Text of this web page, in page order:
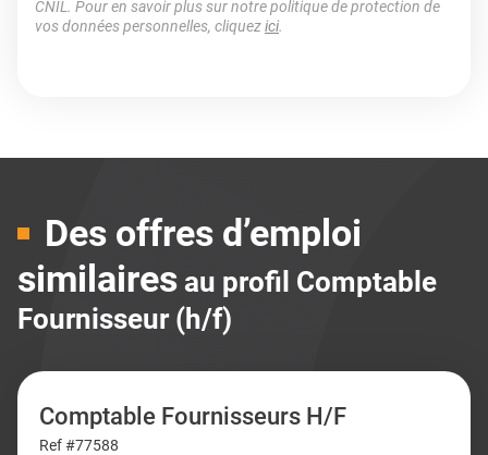
CNIL. Pour en savoir plus sur notre politique de protection de
vos données personnelles, cliquezici.
Des offres d’emploi
similaires au profil Comptable
Fournisseur (h/f)
Comptable Fournisseurs H/F
Ref #77588